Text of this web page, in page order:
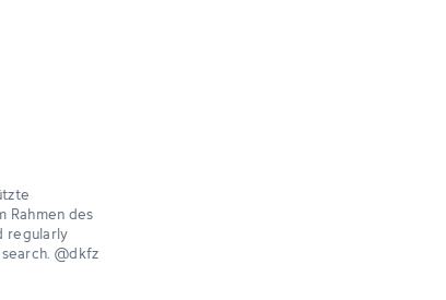
Rahmen des
regularly
@dkfz